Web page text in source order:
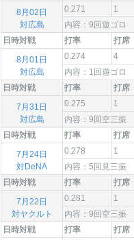
8月02日
対広島
0.271 1
内容：9回遊ゴロ
日時対戦
打率 打席
8月01日
対広島
0.274 4
内容：1回遊ゴロ
日時対戦
打率 打席
7月31日
対広島
0.275 1
内容：9回空三振
日時対戦
打率 打席
7月24日
対DeNA
0.278 1
内容：5回見三振
日時対戦
打率 打席
7月22日
対ヤクルト
0.281 1
内容：9回空三振
日時対戦
打率 打席